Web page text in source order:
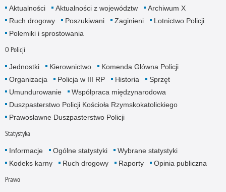
Aktualności Aktualności z województw
Archiwum X
Ruch drogowy
Poszukiwani Zaginieni
Lotnictwo Policji
Polemiki i sprostowania
O Policji
Jednostki Kierownictwo
Komenda Główna Policji
Organizacja
Policja w III RP Historia
Sprzęt
Umundurowanie
Współpraca międzynarodowa
Duszpasterstwo Policji Kościoła Rzymskokatolickiego
Prawosławne Duszpasterstwo Policji
Statystyka
Informacje Ogólne statystyki
Wybrane statystyki
Kodeks karny
Ruch drogowy Raporty Opinia publiczna
Prawo